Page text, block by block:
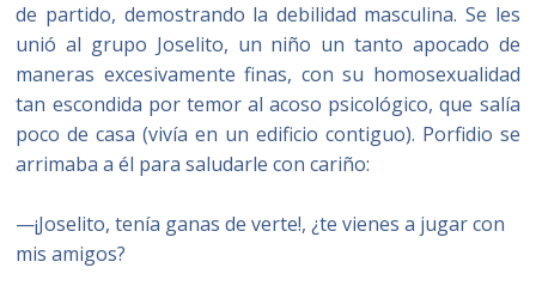
de partido, demostrando la debilidad masculina. Se les
unió al grupo Joselito, un niño un tanto apocado de
maneras excesivamente finas, con su homosexualidad
tan escondida por temor al acoso psicológico, que salía
poco de casa (vivía en un edificio contiguo). Porfidio se
arrimaba a él para saludarle con cariño:
—¡Joselito, tenía ganas de verte!, ¿te vienes a jugar con
mis amigos?